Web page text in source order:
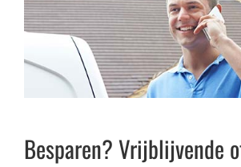
Besparen? Vrijblijvende